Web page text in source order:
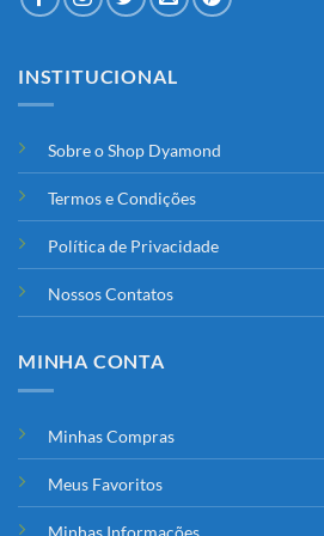
INSTITUCIONAL
Sobre o Shop Dyamond
Termos e Condições
Política de Privacidade
Nossos Contatos
MINHA CONTA
Minhas Compras
Meus Favoritos
Minhas Informações